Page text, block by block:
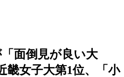
面倒見が良い大
畿女子大第1位、「小